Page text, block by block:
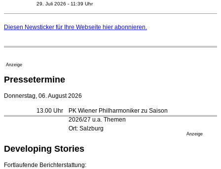
29. Juli 2026 - 11:39 Uhr
geht 2027
Kammerorchester Heilbronn: Chefdirigent Risto Joost
Opernhäuser gedenken vertriebener jüdischer
Ensemblemitglieder
Festspiele
17. Juli 2026 - 18:03 Uhr
16. Juli 2026 - 22:49 Uhr
Quatuor Ebène wird mit Bremer Musikfest-Preis
Diesen Newsticker für Ihre Webseite hier abonnieren.
Anzeige
Pressetermine
Donnerstag, 06. August 2026
13.00 Uhr
PK Wiener Philharmoniker zu Saison
2026/27 u.a. Themen
Ort: Salzburg
Anzeige
Developing Stories
Fortlaufende Berichterstattung: